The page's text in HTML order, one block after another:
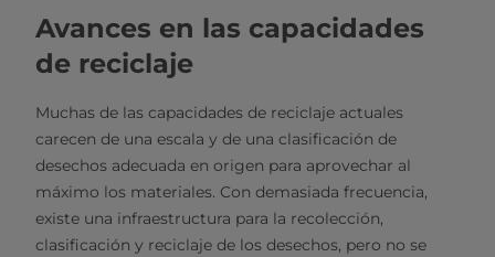
Avances en las capacidades
de reciclaje
Muchas de las capacidades de reciclaje actuales
carecen de una escala y de una clasificación de
desechos adecuada en origen para aprovechar al
máximo los materiales. Con demasiada frecuencia,
existe una infraestructura para la recolección,
clasificación y reciclaje de los desechos, pero no se